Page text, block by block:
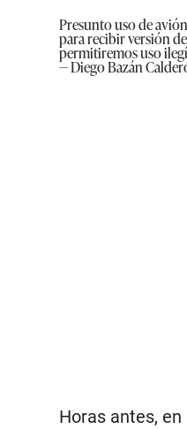
Presunto uso de
para recibir versión
permitiremos uso
— Diego Bazán
Horas antes,